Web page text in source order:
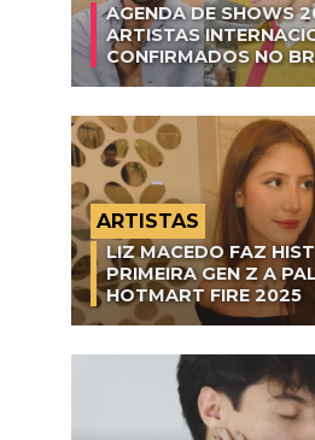
AGENDA DE SHOWS
ARTISTAS
CONFIRMADOS NO
ARTISTAS
LIZ MACEDO FAZ
PRIMEIRA GEN Z A
HOTMART FIRE 2025